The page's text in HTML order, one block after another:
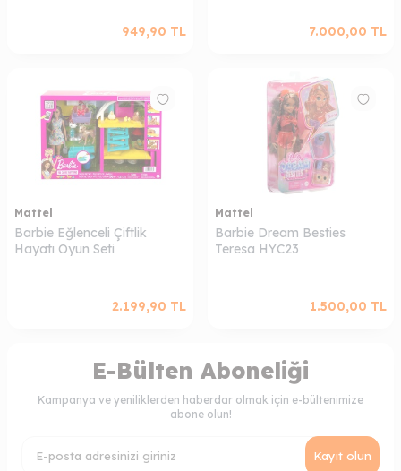
949,90 TL 7.000,00 TL
Mattel
Barbie Eğlenceli Çiftlik
Hayatı Oyun Seti
2.199,90 TL
Mattel
Barbie Dream Besties
Teresa HYC23
1.500,00 TL
E-Bülten Aboneliği
Kampanya ve yeniliklerden haberdar olmak için e-bültenimize
abone olun!
Kayıt olun